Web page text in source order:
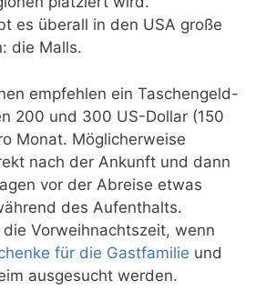
es überall in den USA große
die Malls.
empfehlen ein Taschengeld-
200 und 300 US-Dollar (150
Monat. Möglicherweise
nach der Ankunft und dann
vor der Abreise etwas
des Aufenthalts.
Vorweihnachtszeit, wenn
für die Gastfamilie und
ausgesucht werden.